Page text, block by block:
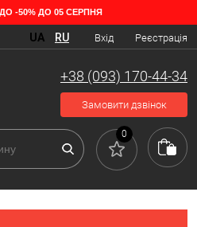
-50% ДО 05 СЕРПНЯ
Вхід Реєстрація
UA RU
+38 (093) 170-44-34
Замовити дзвінок
0